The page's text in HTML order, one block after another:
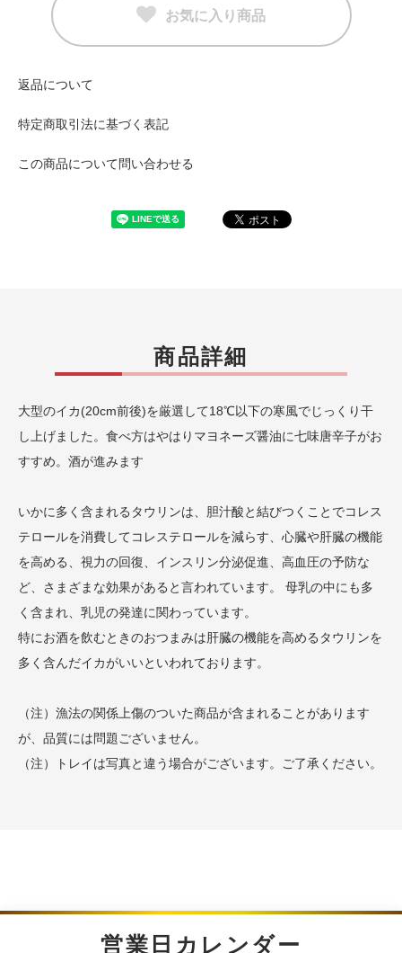
お気に入り商品
返品について
特定商取引法に基づく表記
この商品について問い合わせる
商品詳細
大型のイカ(20cm前後)を厳選して18℃以下の寒風でじっくり干
し上げました。食べ方はやはりマヨネーズ醤油に七味唐辛子がお
すすめ。酒が進みます
いかに多く含まれるタウリンは、胆汁酸と結びつくことでコレス
テロールを消費してコレステロールを減らす、心臓や肝臓の機能
を高める、視力の回復、インスリン分泌促進、高血圧の予防な
ど、さまざまな効果があると言われています。 母乳の中にも多
く含まれ、乳児の発達に関わっています。
特にお酒を飲むときのおつまみは肝臓の機能を高めるタウリンを
多く含んだイカがいいといわれております。
（注）漁法の関係上傷のついた商品が含まれることがあります
が、品質には問題ございません。
（注）トレイは写真と違う場合がございます。ご了承ください。
営業日カレンダー